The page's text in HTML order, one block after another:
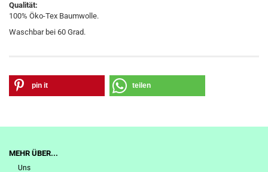
Qualität:
100% Öko-Tex Baumwolle.
Waschbar bei 60 Grad.
pin it teilen
MEHR ÜBER...
Uns